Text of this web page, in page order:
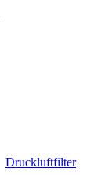
Druckluftfilter